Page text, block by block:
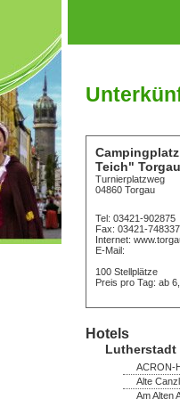
Teich" Torgau
Turnierplatzweg
04860 Torgau
Tel: 03421-902875
Fax: 03421-748337
Internet:
E-Mail:
100 Stellplätze
Preis pro Tag: ab
Hotels
Lutherstadt
ACRON-
Alte
Am Alten